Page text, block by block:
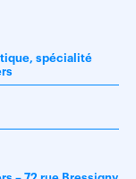
spécialité